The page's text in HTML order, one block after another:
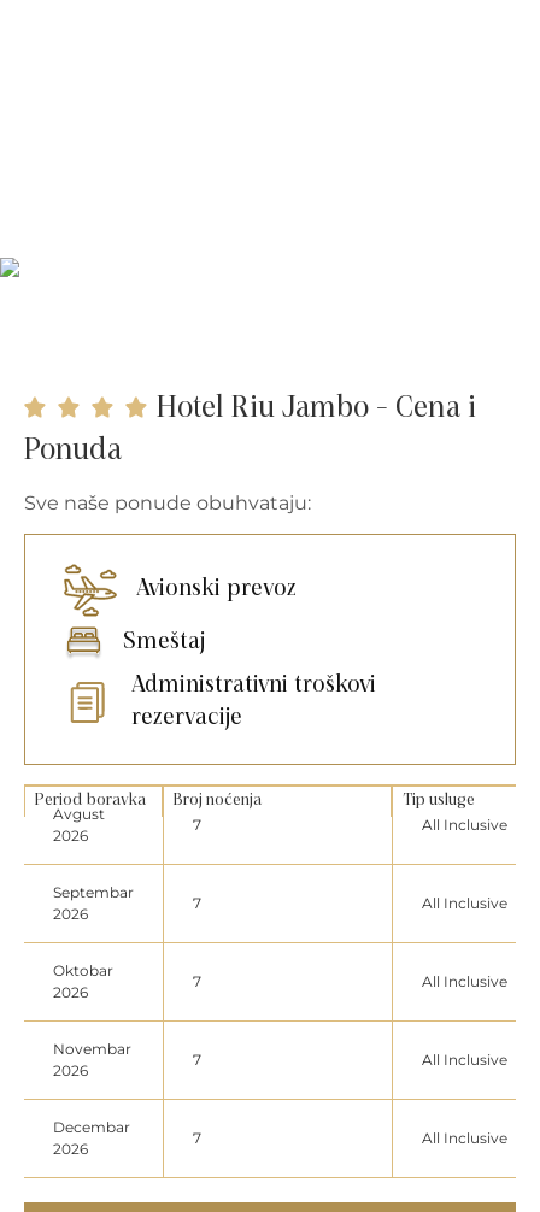
Hotel Riu Jambo - Cena i
Ponuda
Sve naše ponude obuhvataju:
Avionski prevoz
Smeštaj
Administrativni troškovi
rezervacije
Period boravka Broj noćenja Tip usluge
Avgust
2026
7 All Inclusive
Septembar
2026
7 All Inclusive
Oktobar
2026
7 All Inclusive
Novembar
2026
7 All Inclusive
Decembar
2026
7 All Inclusive